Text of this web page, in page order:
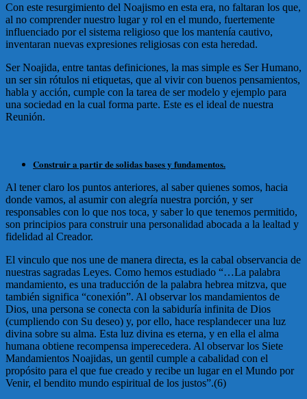
Con este resurgimiento del Noajismo en esta era, no faltaran los que,
al no comprender nuestro lugar y rol en el mundo, fuertemente
influenciado por el sistema religioso que los mantenía cautivo,
inventaran nuevas expresiones religiosas con esta heredad.
Ser Noajida, entre tantas definiciones, la mas simple es Ser Humano,
un ser sin rótulos ni etiquetas, que al vivir con buenos pensamientos,
habla y acción, cumple con la tarea de ser modelo y ejemplo para
una sociedad en la cual forma parte. Este es el ideal de nuestra
Reunión.
Construir a partir de solidas bases y fundamentos.
Al tener claro los puntos anteriores, al saber quienes somos, hacia
donde vamos, al asumir con alegría nuestra porción, y ser
responsables con lo que nos toca, y saber lo que tenemos permitido,
son principios para construir una personalidad abocada a la lealtad y
fidelidad al Creador.
El vinculo que nos une de manera directa, es la cabal observancia de
nuestras sagradas Leyes. Como hemos estudiado “…La palabra
mandamiento, es una traducción de la palabra hebrea mitzva, que
también significa “conexión”. Al observar los mandamientos de
Dios, una persona se conecta con la sabiduría infinita de Dios
(cumpliendo con Su deseo) y, por ello, hace resplandecer una luz
divina sobre su alma. Esta luz divina es eterna, y en ella el alma
humana obtiene recompensa imperecedera. Al observar los Siete
Mandamientos Noajidas, un gentil cumple a cabalidad con el
propósito para el que fue creado y recibe un lugar en el Mundo por
Venir, el bendito mundo espiritual de los justos”.(6)